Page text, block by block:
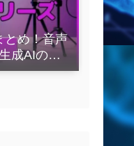
とめ！音声
成AIの全